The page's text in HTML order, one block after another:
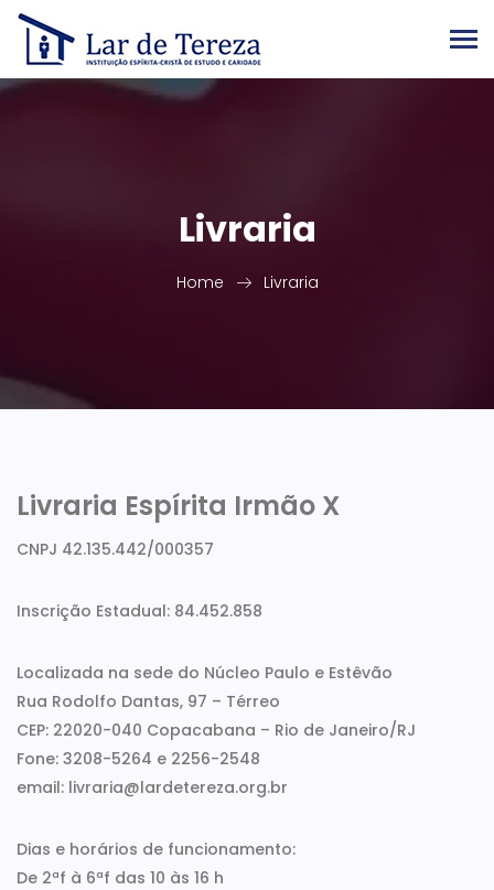
Livraria
Home Livraria
Livraria Espírita Irmão X
CNPJ 42.135.442/000357
Inscrição Estadual: 84.452.858
Localizada na sede do Núcleo Paulo e Estêvão
Rua Rodolfo Dantas, 97 – Térreo
CEP: 22020-040 Copacabana – Rio de Janeiro/RJ
Fone: 3208-5264 e 2256-2548
email: livraria@lardetereza.org.br
Dias e horários de funcionamento:
De 2ªf à 6ªf das 10 às 16 h